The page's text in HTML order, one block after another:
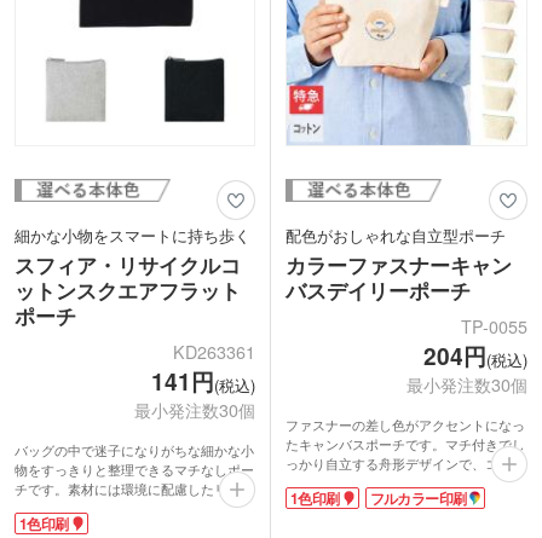
細かな小物をスマートに持ち歩く
スフィア・リサイクルコ
ットンスクエアフラット
ポーチ
KD263361
141円(税込)
最小発注数30個
バッグの中で迷子になりがちな細かな小
物をすっきりと整理できるマチなしポー
チです。素材には環境に配慮したリサイ
クルコットンを採用し、しっかりとした
厚みとしなやかさを両立しています。グ
1色印刷
配色がおしゃれな自立型ポーチ
カラーファスナーキャン
バスデイリーポーチ
TP-0055
204円(税込)
最小発注数30個
ファスナーの差し色がアクセントになっ
たキャンバスポーチです。マチ付きでし
っかり自立する舟形デザインで、コスメ
や小物をたっぷり収納できる使い勝手の
良さが魅力です。サイドループ付きでキ
1色印刷 フルカラー印刷